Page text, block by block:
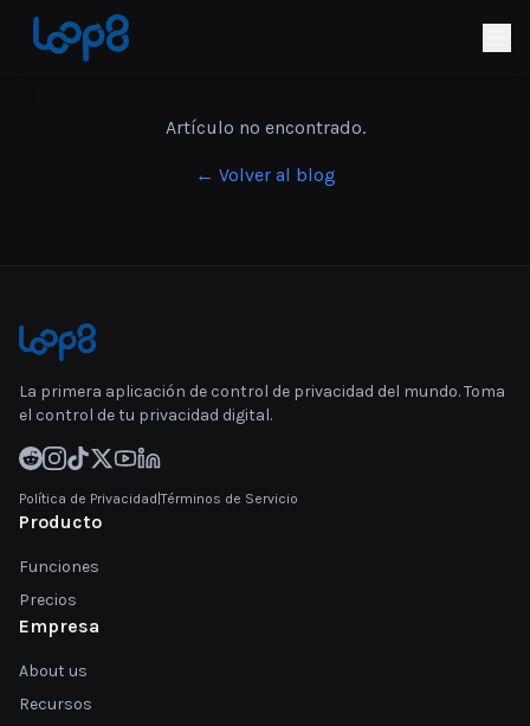
Artículo no encontrado.
← Volver al blog
La primera aplicación de control de privacidad del mundo. Toma
el control de tu privacidad digital.
Política de Privacidad |Términos de Servicio
Producto
Funciones
Precios
Empresa
About us
Recursos